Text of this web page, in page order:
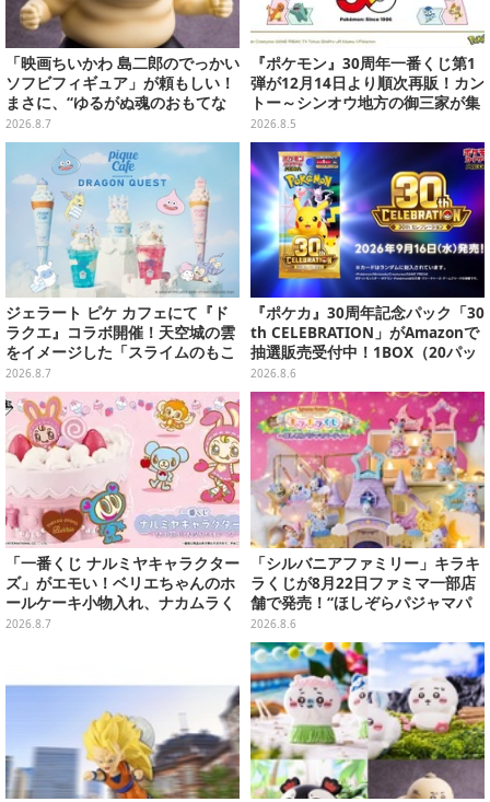
「映画ちいかわ 島二郎のでっかい
ソフビフィギュア」が頼もしい！
まさに、“ゆるがぬ魂のおもてな
し”
2026.8.7
『ポケモン』30周年一番くじ第1
弾が12月14日より順次再販！カン
トー～シンオウ地方の御三家が集
まった時計、ぬいぐるみなど記念
グッズ盛りだくさん
2026.8.5
ジェラート ピケ カフェにて『ド
ラクエ』コラボ開催！天空城の雲
をイメージした「スライムのもこ
もこ天空クレープ」などを提供
2026.8.7
『ポケカ』30周年記念パック「30
th CELEBRATION」がAmazonで
抽選販売受付中！1BOX（20パッ
ク入り）
2026.8.6
「一番くじ ナルミヤキャラクター
ズ」がエモい！ベリエちゃんのホ
ールケーキ小物入れ、ナカムラく
んのマスコットなどがズラリ
2026.8.7
「シルバニアファミリー」キラキ
ラくじが8月22日ファミマ一部店
舗で発売！“ほしぞらパジャマパ
ーティ”をテーマに、お人形や建
物がラインナップ
2026.8.6